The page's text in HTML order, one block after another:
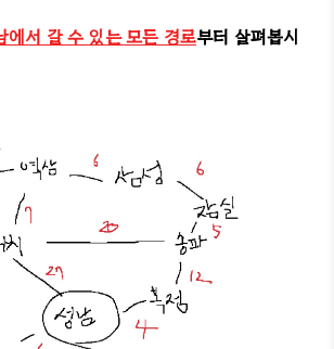
에서 갈 수 있는 모든 경로부터 살펴봅시